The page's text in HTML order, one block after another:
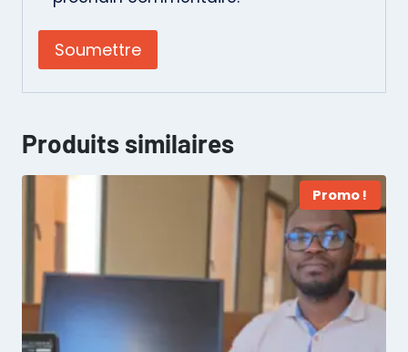
Produits similaires
Promo !